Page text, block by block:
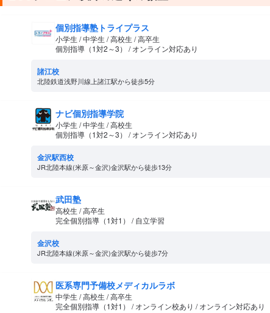
個別指導塾トライプラス
小学生 / 中学生 / 高校生 / 高卒生
個別指導（1対2～3） / オンライン対応あり
諸江校
北陸鉄道浅野川線上諸江駅から徒歩5分
ナビ個別指導学院
小学生 / 中学生 / 高校生
個別指導（1対2～3） / オンライン対応あり
金沢駅西校
JR北陸本線(米原～金沢)金沢駅から徒歩13分
武田塾
高校生 / 高卒生
完全個別指導（1対1） / 自立学習
金沢校
JR北陸本線(米原～金沢)金沢駅から徒歩7分
医系専門予備校メディカルラボ
中学生 / 高校生 / 高卒生
完全個別指導（1対1） / オンライン校あり / オンライン対応あり